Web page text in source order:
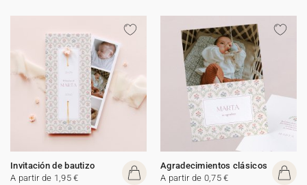
Invitación de bautizo
A partir de 1,95 €
Agradecimientos clásicos
A partir de 0,75 €